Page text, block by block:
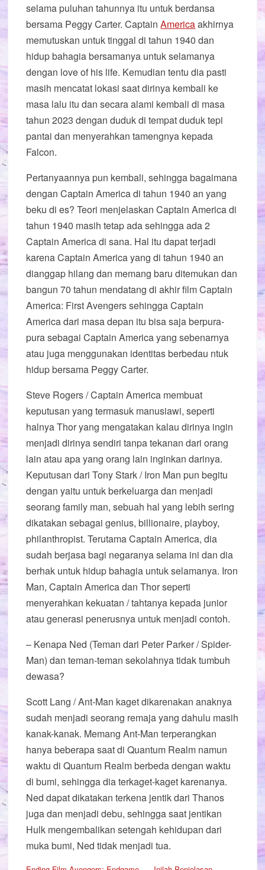
selama puluhan tahunnya itu untuk berdansa
bersama Peggy Carter. CaptainAmericaakhirnya
memutuskan untuk tinggal di tahun 1940 dan
hidup bahagia bersamanya untuk selamanya
dengan love of his life. Kemudian tentu dia pasti
masih mencatat lokasi saat dirinya kembali ke
masa lalu itu dan secara alami kembali di masa
tahun 2023 dengan duduk di tempat duduk tepi
pantai dan menyerahkan tamengnya kepada
Falcon.
Pertanyaannya pun kembali, sehingga bagaimana
dengan Captain America di tahun 1940 an yang
beku di es? Teori menjelaskan Captain America di
tahun 1940 masih tetap ada sehingga ada 2
Captain America di sana. Hal itu dapat terjadi
karena Captain America yang di tahun 1940 an
dianggap hilang dan memang baru ditemukan dan
bangun 70 tahun mendatang di akhir film Captain
America: First Avengers sehingga Captain
America dari masa depan itu bisa saja berpura-
pura sebagai Captain America yang sebenarnya
atau juga menggunakan identitas berbedau ntuk
hidup bersama Peggy Carter.
Steve Rogers / Captain America membuat
keputusan yang termasuk manusiawi, seperti
halnya Thor yang mengatakan kalau dirinya ingin
menjadi dirinya sendiri tanpa tekanan dari orang
lain atau apa yang orang lain inginkan darinya.
Keputusan dari Tony Stark / Iron Man pun begitu
dengan yaitu untuk berkeluarga dan menjadi
seorang family man, sebuah hal yang lebih sering
dikatakan sebagai genius, billionaire, playboy,
philanthropist. Terutama Captain America, dia
sudah berjasa bagi negaranya selama ini dan dia
berhak untuk hidup bahagia untuk selamanya. Iron
Man, Captain America dan Thor seperti
menyerahkan kekuatan / tahtanya kepada junior
atau generasi penerusnya untuk menjadi contoh.
– Kenapa Ned (Teman dari Peter Parker / Spider-
Man) dan teman-teman sekolahnya tidak tumbuh
dewasa?
Scott Lang / Ant-Man kaget dikarenakan anaknya
sudah menjadi seorang remaja yang dahulu masih
kanak-kanak. Memang Ant-Man terperangkan
hanya beberapa saat di Quantum Realm namun
waktu di Quantum Realm berbeda dengan waktu
di bumi, sehingga dia terkaget-kaget karenanya.
Ned dapat dikatakan terkena jentik dari Thanos
juga dan menjadi debu, sehingga saat jentikan
Hulk mengembalikan setengah kehidupan dari
muka bumi, Ned tidak menjadi tua.